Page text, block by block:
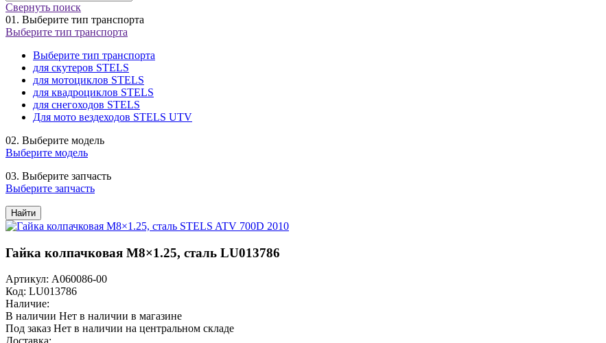
Свернуть поиск
01. Выберите тип транспорта
Выберите тип транспорта
Выберите тип транспорта
для скутеров STELS
для мотоциклов STELS
для квадроциклов STELS
для снегоходов STELS
Для мото вездеходов STELS UTV
02. Выберите модель
Выберите модель
03. Выберите запчасть
Выберите запчасть
Найти
Гайка колпачковая M8×1.25, сталь LU013786
Артикул: A060086-00
Код: LU013786
Наличие:
В наличии Нет в наличии в магазине
Под заказ Нет в наличии на центральном складе